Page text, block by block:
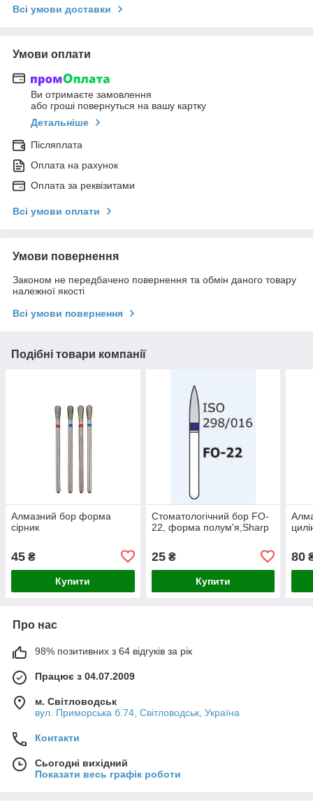
Всі умови доставки
Умови оплати
Ви отримаєте замовлення
або гроші повернуться на вашу картку
Детальніше
Післяплата
Оплата на рахунок
Оплата за реквізитами
Всі умови оплати
Умови повернення
Законом не передбачено повернення та обмін даного товару
належної якості
Всі умови повернення
Подібні товари компанії
Алмазний бор форма
сірник
45 ₴
Купити
Стоматологічний бор FO-
22, форма полум'я,Sharp
25₴
Купити
80
Про нас
98% позитивних з 64 відгуків за рік
Працює з 04.07.2009
м. Світловодськ
вул. Приморська б.74, Світловодськ, Україна
Контакти
Сьогодні вихідний
Показати весь графік роботи